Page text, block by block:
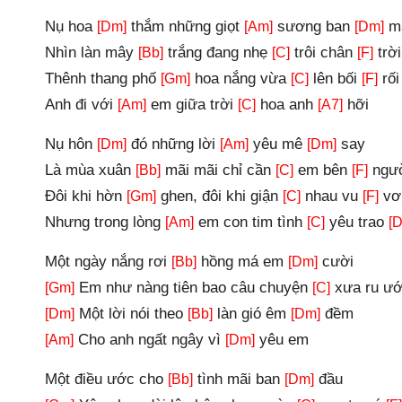
Nụ hoa [Dm] thắm những giọt [Am] sương ban [Dm]
Nhìn làn mây [Bb] trắng đang nhẹ [C] trôi chân [F] trời
Thênh thang phố [Gm] hoa nắng vừa [C] lên bối [F] rối
Anh đi với [Am] em giữa trời [C] hoa anh [A7] hỡi
Nụ hôn [Dm] đó những lời [Am] yêu mê [Dm] say
Là mùa xuân [Bb] mãi mãi chỉ cần [C] em bên [F]
Đôi khi hờn [Gm] ghen, đôi khi giận [C] nhau vu [F] vơ
Nhưng trong lòng [Am] em con tim tình [C] yêu trao
Một ngày nắng rơi [Bb] hồng má em [Dm] cười
[Gm] Em như nàng tiên bao câu chuyện [C] xưa ru
[Dm] Một lời nói theo [Bb] làn gió êm [Dm] đềm
[Am] Cho anh ngất ngây vì [Dm] yêu em
Một điều ước cho [Bb] tình mãi ban [Dm] đầu